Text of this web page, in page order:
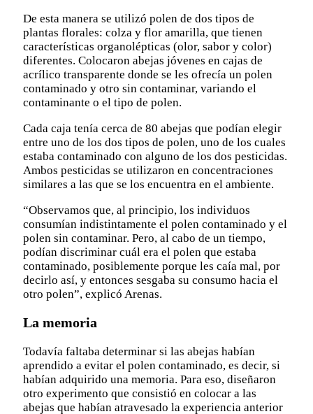
De esta manera se utilizó polen de dos tipos de
plantas florales: colza y flor amarilla, que tienen
características organolépticas (olor, sabor y color)
diferentes. Colocaron abejas jóvenes en cajas de
acrílico transparente donde se les ofrecía un polen
contaminado y otro sin contaminar, variando el
contaminante o el tipo de polen.
Cada caja tenía cerca de 80 abejas que podían elegir
entre uno de los dos tipos de polen, uno de los cuales
estaba contaminado con alguno de los dos pesticidas.
Ambos pesticidas se utilizaron en concentraciones
similares a las que se los encuentra en el ambiente.
“Observamos que, al principio, los individuos
consumían indistintamente el polen contaminado y el
polen sin contaminar. Pero, al cabo de un tiempo,
podían discriminar cuál era el polen que estaba
contaminado, posiblemente porque les caía mal, por
decirlo así, y entonces sesgaba su consumo hacia el
otro polen”, explicó Arenas.
La memoria
Todavía faltaba determinar si las abejas habían
aprendido a evitar el polen contaminado, es decir, si
habían adquirido una memoria. Para eso, diseñaron
otro experimento que consistió en colocar a las
abejas que habían atravesado la experiencia anterior